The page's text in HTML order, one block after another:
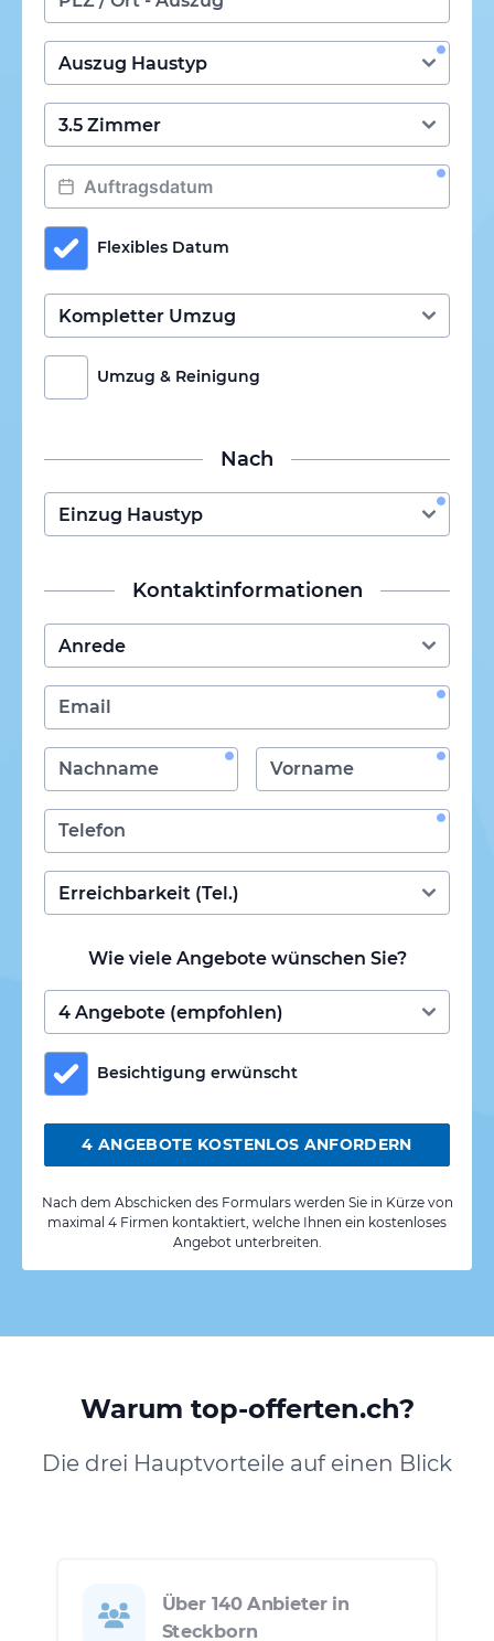
Flexibles Datum
Umzug & Reinigung
Nach
Kontaktinformationen
Wie viele Angebote wünschen Sie?
Besichtigung erwünscht
4 ANGEBOTE KOSTENLOS ANFORDERN
Nach dem Abschicken des Formulars werden Sie in Kürze von
maximal 4 Firmen kontaktiert, welche Ihnen ein kostenloses
Angebot unterbreiten.
Warum top-offerten.ch?
Die drei Hauptvorteile auf einen Blick
Über 140 Anbieter in
Steckborn